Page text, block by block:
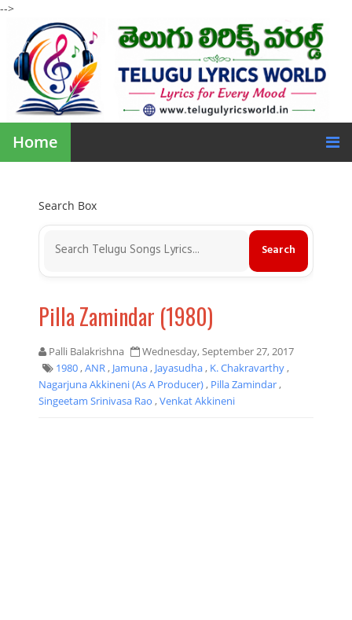
-->
Home
Search Box
Pilla Zamindar (1980)
Palli Balakrishna
Wednesday, September 27, 2017
1980,ANR, Jamuna, Jayasudha, K. Chakravarthy,
Nagarjuna Akkineni (As A Producer), Pilla Zamindar,
Singeetam Srinivasa Rao ,Venkat Akkineni